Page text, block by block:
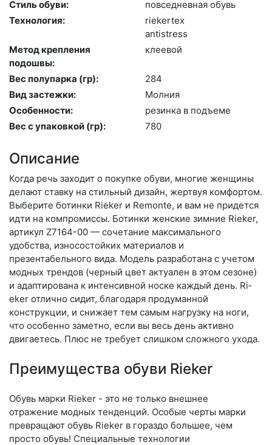
Стиль обуви:
пов­седнев­ная обувь
Технология:
ri­eker­tex
an­tist­ress
Метод крепления
подошвы:
кле­евой
Вес полупарка (гр):
284
Вид застежки:
Мол­ния
Особенности:
ре­зин­ка в подъ­еме
Вес с упаковкой (гр):
780
Описание
Когда речь заходит о покупке обуви, многие женщины
делают ставку на стильный дизайн, жертвуя комфортом.
Выберите бо­тин­ки Rieker и Remonte, и вам не придется
идти на компромиссы. Ботинки женские зимние Rieker,
артикул Z7164-00 — сочетание максимального
удобства, износостойких материалов и
презентабельного вида. Модель разработана с учетом
модных трендов (чер­ный цвет актуален в этом сезоне)
и адаптирована к интенсивной носке каждый день. Ri­
eker отлично сидит, благодаря продуманной
конструкции, и снижает тем самым нагрузку на ноги,
что особенно заметно, если вы весь день активно
двигаетесь. Плюс не требует слишком сложного ухода.
Преимущества обуви Rieker
Обувь марки Rieker - это не только внешнее
отражение модных тенденций. Особые черты марки
превращают обувь Rieker в гораздо большее, чем
просто обувь! Специальные технологии